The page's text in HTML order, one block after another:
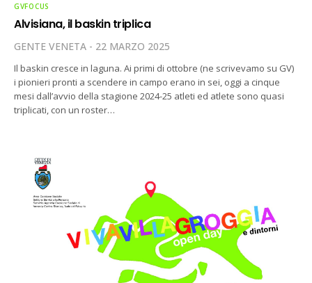
GVFOCUS
Alvisiana, il baskin triplica
GENTE VENETA 22 MARZO 2025
Il baskin cresce in laguna. Ai primi di ottobre (ne scrivevamo su GV)
i pionieri pronti a scendere in campo erano in sei, oggi a cinque
mesi dall’avvio della stagione 2024-25 atleti ed atlete sono quasi
triplicati, con un roster…